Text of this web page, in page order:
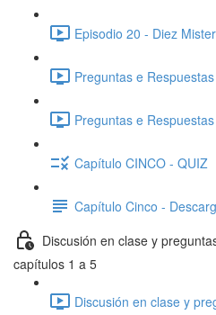
Episodio 20 - Diez
Preguntas e
Preguntas e
Capítulo CINCO - QUIZ
Capítulo Cinco -
Discusión en clase y
capítulos 1 a 5
Discusión en clase y